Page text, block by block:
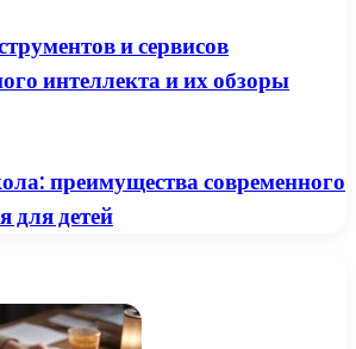
и сервисов
интеллекта и их обзоры
преимущества современного
для детей